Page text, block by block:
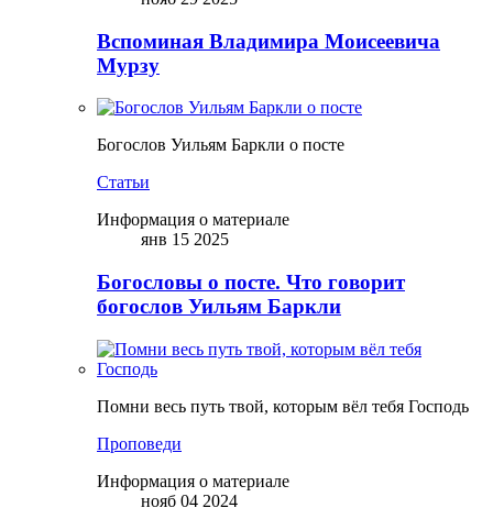
Вспоминая Владимира Моисеевича
Мурзу
Богослов Уильям Баркли о посте
Статьи
Информация о материале
янв 15 2025
Богословы о посте. Что говорит
богослов Уильям Баркли
Помни весь путь твой, которым вёл тебя Господь
Проповеди
Информация о материале
нояб 04 2024